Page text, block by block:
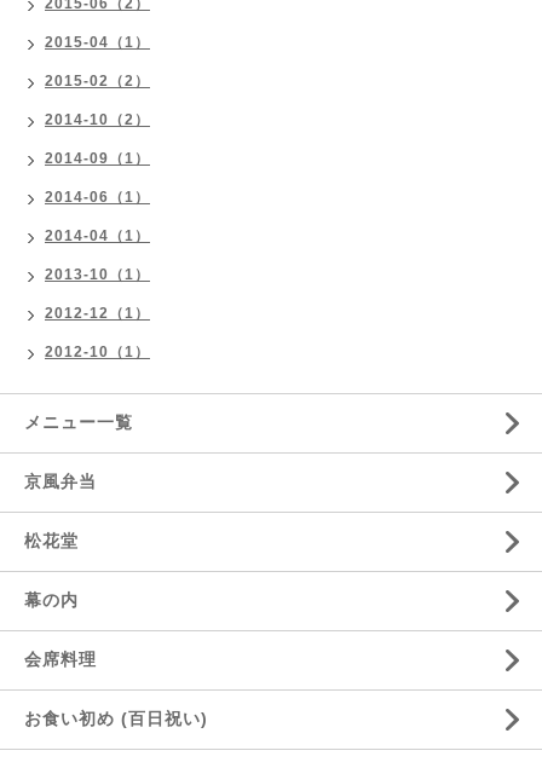
2015-06（2）
2015-04（1）
2015-02（2）
2014-10（2）
2014-09（1）
2014-06（1）
2014-04（1）
2013-10（1）
2012-12（1）
2012-10（1）
メニュー一覧
京風弁当
松花堂
幕の内
会席料理
お食い初め (百日祝い)